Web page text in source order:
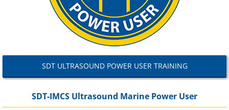
SDT ULTRASOUND POWER USER TRAINING
SDT-IMCS Ultrasound Marine Power User